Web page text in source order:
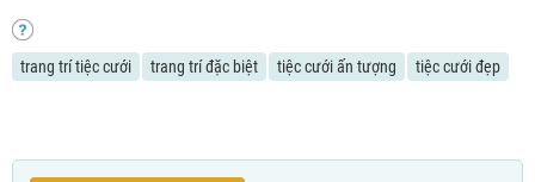
trang trí tiệc cưới trang trí đặc biệt tiệc cưới ấn tượng tiệc cưới đẹp